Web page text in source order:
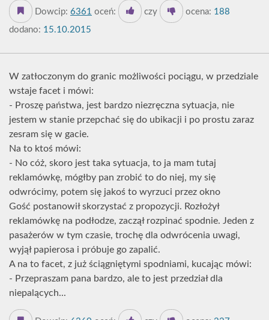
Dowcip: 6361 oceń: czy ocena: 188
dodano: 15.10.2015
W zatłoczonym do granic możliwości pociągu, w przedziale
wstaje facet i mówi:
- Proszę państwa, jest bardzo niezręczna sytuacja, nie
jestem w stanie przepchać się do ubikacji i po prostu zaraz
zesram się w gacie.
Na to ktoś mówi:
- No cóż, skoro jest taka sytuacja, to ja mam tutaj
reklamówkę, mógłby pan zrobić to do niej, my się
odwrócimy, potem się jakoś to wyrzuci przez okno
Gość postanowił skorzystać z propozycji. Rozłożył
reklamówkę na podłodze, zaczął rozpinać spodnie. Jeden z
pasażerów w tym czasie, trochę dla odwrócenia uwagi,
wyjął papierosa i próbuje go zapalić.
A na to facet, z już ściągniętymi spodniami, kucając mówi:
- Przepraszam pana bardzo, ale to jest przedział dla
niepalących...